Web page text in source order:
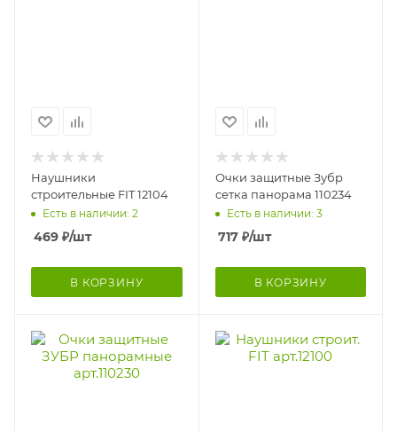
Наушники
строительные FIT 12104
Есть в наличии: 2
469 ₽/шт
В КОРЗИНУ
Очки защитные Зубр
сетка панорама 110234
Есть в наличии: 3
717₽/шт
В КОРЗИНУ